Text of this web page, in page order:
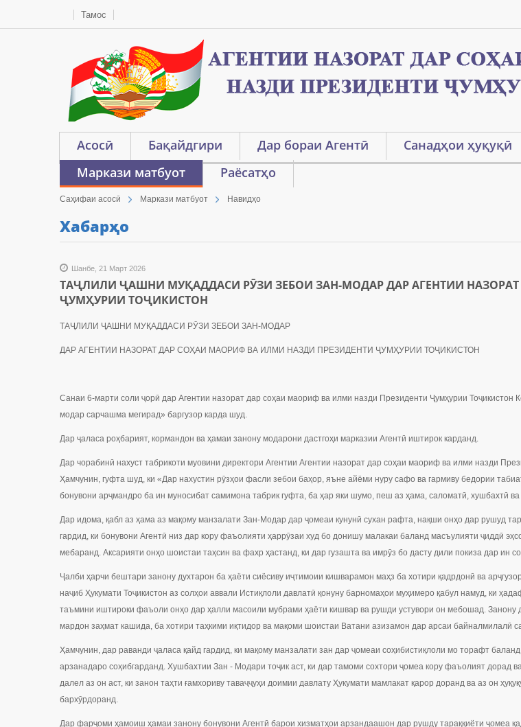
Тамос
Асосӣ Бақайдгири Дар бораи Агентӣ
Санадҳои ҳуқуқӣ
Маркази матбуот
Раёсатҳо
Саҳифаи асосӣ Маркази матбуот Навидҳо
Хабарҳо
Шанбе, 21 Март 2026
ТАҶЛИЛИ ҶАШНИ МУҚАДДАСИ РӮЗИ ЗЕБОИ ЗАН-МОДАР ДАР АГЕНТИИ
ҶУМҲУРИИ ТОҶИКИСТОН
ТАҶЛИЛИ ҶАШНИ МУҚАДДАСИ РӮЗИ ЗЕБОИ ЗАН-МОДАР
ДАР АГЕНТИИ НАЗОРАТ ДАР СОҲАИ МАОРИФ ВА ИЛМИ НАЗДИ ПРЕЗИДЕНТИ ҶУМҲУРИИ ТОҶИКИСТОН
Санаи 6-марти соли ҷорӣ дар Агентии назорат дар соҳаи маориф ва илми назди Президенти Ҷумҳурии
модар сарчашма мегирад» баргузор карда шуд.
Дар ҷаласа роҳбарият, кормандон ва ҳамаи занону модарони дастгоҳи марказии Агентӣ иштирок карданд.
Дар чорабинӣ нахуст табрикоти муовини директори Агентии Агентии назорат дар соҳаи маориф ва илми назди
Ҳамчунин, гуфта шуд, ки «Дар нахустин рӯзҳои фасли зебои баҳор, яъне айёми нуру сафо ва гармиву бедории
бонувони арҷмандро ба ин муносибат самимона табрик гуфта, ба ҳар яки шумо, пеш аз ҳама, саломатӣ, хушбахтӣ
Дар идома, қабл аз ҳама аз мақому манзалати Зан-Модар дар ҷомеаи кунунӣ сухан рафта, нақши онҳо дар рушуд
гардид, ки бонувони Агентӣ низ дар кору фаъолияти ҳаррӯзаи худ бо донишу малакаи баланд масъулияти ҷиддӣ
мебаранд. Аксарияти онҳо шоистаи таҳсин ва фахр ҳастанд, ки дар гузашта ва имрӯз бо дасту дили покиза дар ин
Ҷалби ҳарчи бештари занону духтарон ба ҳаёти сиёсиву иҷтимоии кишварамон маҳз ба хотири қадрдонӣ ва
наҷиб Ҳукумати Тоҷикистон аз солҳои аввали Истиқлоли давлатӣ қонуну барномаҳои муҳимеро қабул намуд, ки
таъмини иштироки фаъоли онҳо дар ҳалли масоили мубрами ҳаёти кишвар ва рушди устувори он мебошад. Занону
мардон заҳмат кашида, ба хотири таҳкими иқтидор ва мақоми шоистаи Ватани азизамон дар арсаи байналмилалӣ
Ҳамчунин, дар раванди ҷаласа қайд гардид, ки мақому манзалати зан дар ҷомеаи соҳибистиқлоли мо торафт
арзанадаро соҳибгарданд. Хушбахтии Зан - Модари тоҷик аст, ки дар тамоми сохтори ҷомеа кору фаъолият
далел аз он аст, ки занон таҳти ғамхориву таваҷҷуҳи доимии давлату Ҳукумати мамлакат қарор доранд ва аз он
бархӯрдоранд.
Дар фарҷоми ҳамоиш ҳамаи занону бонувони Агентӣ барои хизматҳои арзандаашон дар рушду тараққиёти ҷомеа